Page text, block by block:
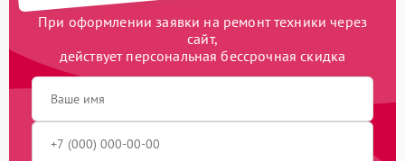
При оформлении заявки на ремонт техники через
сайт,
действует персональная бессрочная скидка